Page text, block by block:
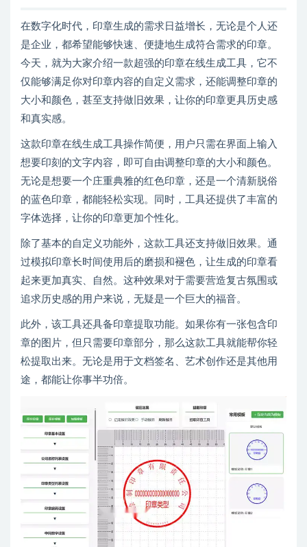
在数字化时代，印章生成的需求日益增长，无论是个人还
是企业，都希望能够快速、便捷地生成符合需求的印章。
今天，就为大家介绍一款超强的印章在线生成工具，它不
仅能够满足你对印章内容的自定义需求，还能调整印章的
大小和颜色，甚至支持做旧效果，让你的印章更具历史感
和真实感。
这款印章在线生成工具操作简便，用户只需在界面上输入
想要印刻的文字内容，即可自由调整印章的大小和颜色。
无论是想要一个庄重典雅的红色印章，还是一个清新脱俗
的蓝色印章，都能轻松实现。同时，工具还提供了丰富的
字体选择，让你的印章更加个性化。
除了基本的自定义功能外，这款工具还支持做旧效果。通
过模拟印章长时间使用后的磨损和褪色，让生成的印章看
起来更加真实、自然。这种效果对于需要营造复古氛围或
追求历史感的用户来说，无疑是一个巨大的福音。
此外，该工具还具备印章提取功能。如果你有一张包含印
章的图片，但只需要印章部分，那么这款工具就能帮你轻
松提取出来。无论是用于文档签名、艺术创作还是其他用
途，都能让你事半功倍。